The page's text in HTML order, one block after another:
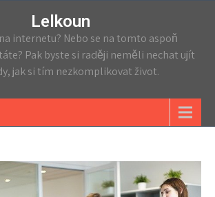
Lelkoun
internetu? Nebo se na tomto aspoň
Pak byste si raději neměli nechat ujít
jak si tím nezkomplikovat život.